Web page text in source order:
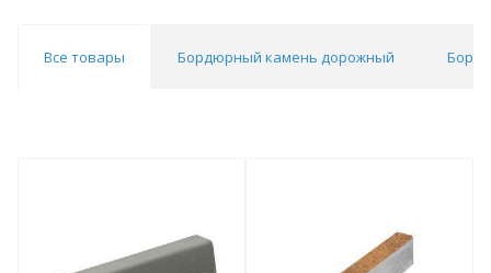
Все товары Бордюрный камень дорожный